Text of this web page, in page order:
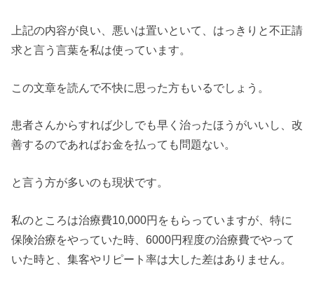
上記の内容が良い、悪いは置いといて、はっきりと不正請
求と言う言葉を私は使っています。
この文章を読んで不快に思った方もいるでしょう。
患者さんからすれば少しでも早く治ったほうがいいし、改
善するのであればお金を払っても問題ない。
と言う方が多いのも現状です。
私のところは治療費10,000円をもらっていますが、特に
保険治療をやっていた時、6000円程度の治療費でやって
いた時と、集客やリピート率は大した差はありません。